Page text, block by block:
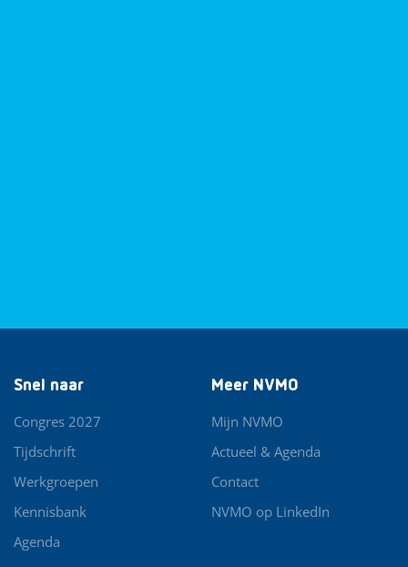
Snel naar
Congres 2027
Tijdschrift
Werkgroepen
Kennisbank
Agenda
Meer NVMO
Mijn NVMO
Actueel & Agenda
Contact
NVMO op LinkedIn